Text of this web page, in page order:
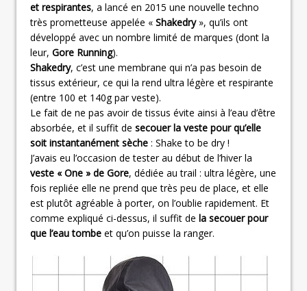
et respirantes, a lancé en 2015 une nouvelle techno
très prometteuse appelée « Shakedry», qu’ils ont
développé avec un nombre limité de marques (dont la
leur, Gore Running).
Shakedry, c’est une membrane qui n’a pas besoin de
tissus extérieur, ce qui la rend ultra légère et respirante
(entre 100 et 140g par veste).
Le fait de ne pas avoir de tissus évite ainsi à l’eau d’être
absorbée, et il suffit de secouer la veste pour qu’elle
soit instantanément sèche : Shake to be dry !
J’avais eu l’occasion de tester au début de l’hiver la
veste « One » de Gore, dédiée au trail : ultra légère, une
fois repliée elle ne prend que très peu de place, et elle
est plutôt agréable à porter, on l’oublie rapidement. Et
comme expliqué ci-dessus, il suffit de la secouer pour
que l’eau tombe et qu’on puisse la ranger.